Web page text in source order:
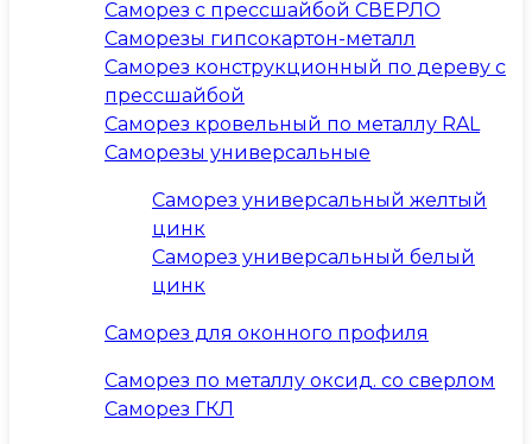
Саморез с прессшайбой СВЕРЛО
Саморезы гипсокартон-металл
Саморез конструкционный по дереву с
прессшайбой
Саморез кровельный по металлу RAL
Саморезы универсальные
Саморез универсальный желтый
цинк
Саморез универсальный белый
цинк
Саморез для оконного профиля
Саморез по металлу оксид. со сверлом
Саморез ГКЛ